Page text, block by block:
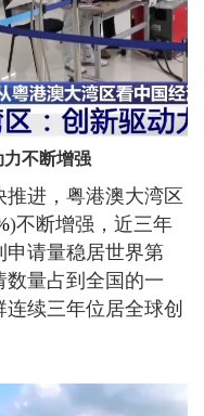
不断增强
推进，粤港澳大湾区
)不断增强，近三年
申请量稳居世界第
量占到全国的一
续三年位居全球创